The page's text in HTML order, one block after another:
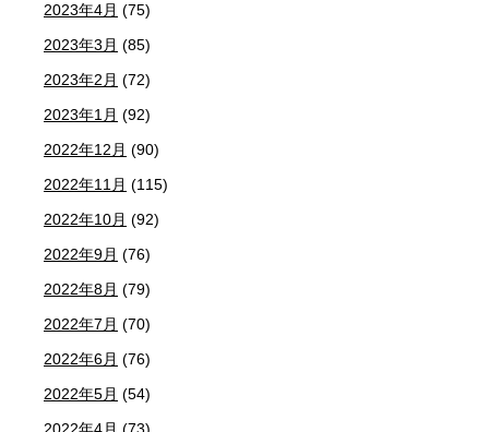
2023年4月 (75)
2023年3月 (85)
2023年2月 (72)
2023年1月 (92)
2022年12月 (90)
2022年11月 (115)
2022年10月 (92)
2022年9月 (76)
2022年8月 (79)
2022年7月 (70)
2022年6月 (76)
2022年5月 (54)